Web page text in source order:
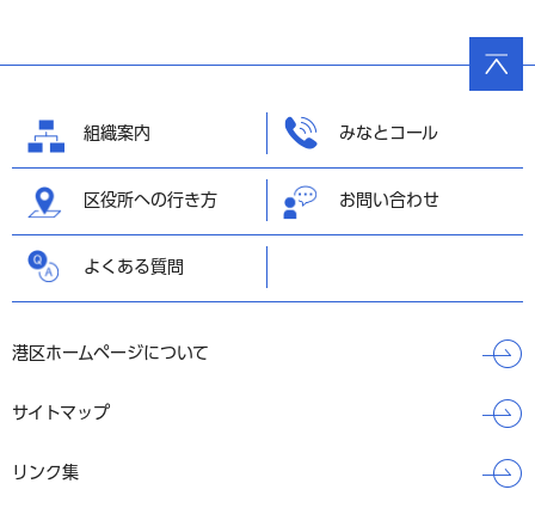
組織案内 みなとコール
区役所への行き方 お問い合わせ
よくある質問
港区ホームページについて
サイトマップ
リンク集
ページ
の先頭